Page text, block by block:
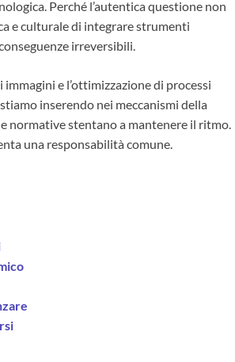
Perché l’autentica questione non
e culturale di integrare strumenti
irreversibili.
immagini e l’ottimizzazione di processi
inserendo nei meccanismi della
normative stentano a mantenere il ritmo.
una responsabilità comune.